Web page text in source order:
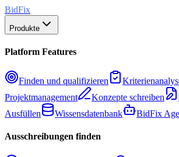
BidFix
Produkte
Platform Features
Finden und qualifizieren
Projektmanagement
Konzepte schreiben
Ausfüllen
Wissensdatenbank BidFix
Ausschreibungen finden